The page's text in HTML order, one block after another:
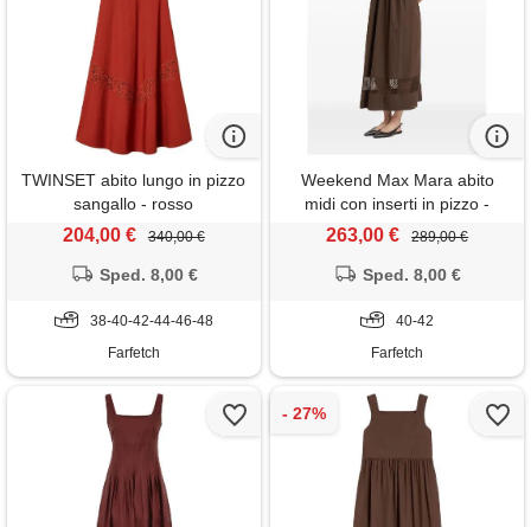
TWINSET abito lungo in pizzo
sangallo - rosso
204,00 € 340,00 €
Sped. 8,00 €
38-40-42-44-46-48
Farfetch
Weekend Max Mara abito
midi con inserti in pizzo -
marrone
263,00 € 289,00 €
Sped. 8,00 €
40-42
Farfetch